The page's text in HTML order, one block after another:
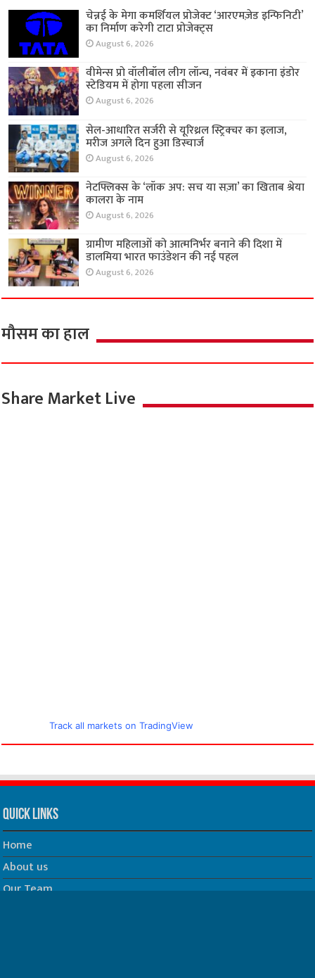
चेन्नई के मेगा कमर्शियल प्रोजेक्ट ‘आरएमज़ेड इन्फिनिटी’
का निर्माण करेगी टाटा प्रोजेक्ट्स
August 6, 2026
वीमेन्स प्रो वॉलीबॉल लीग लॉन्च, नवंबर में इकाना इंडोर
स्टेडियम में होगा पहला सीजन
August 6, 2026
सेल-आधारित सर्जरी से यूरिथ्रल स्ट्रिक्चर का इलाज,
मरीज अगले दिन हुआ डिस्चार्ज
August 6, 2026
नेटफ्लिक्स के ‘लॉक अप: सच या सज़ा’ का खिताब श्रेया
कालरा के नाम
August 6, 2026
ग्रामीण महिलाओं को आत्मनिर्भर बनाने की दिशा में
डालमिया भारत फाउंडेशन की नई पहल
August 6, 2026
मौसम का हाल
Share Market Live
Track all markets on TradingView
Quick Links
Home
About us
Our Team